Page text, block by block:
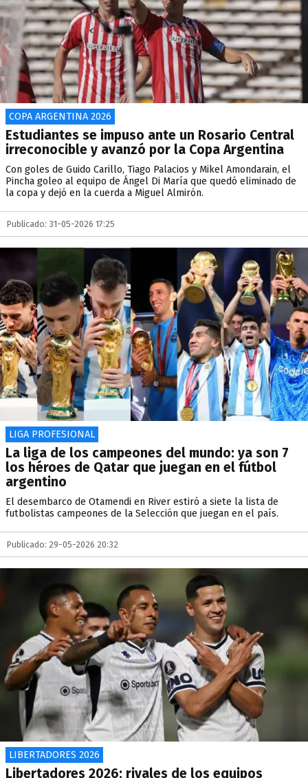
COPA ARGENTINA 2026
Estudiantes se impuso ante un Rosario Central
irreconocible y avanzó por la Copa Argentina
Con goles de Guido Carillo, Tiago Palacios y Mikel Amondarain, el
Pincha goleo al equipo de Ángel Di María que quedó eliminado de
la copa y dejó en la cuerda a Miguel Almirón.
Publicado: 31-05-2026 17:25
LIGA PROFESIONAL
La liga de los campeones del mundo: ya son 7
los héroes de Qatar que juegan en el fútbol
argentino
El desembarco de Otamendi en River estiró a siete la lista de
futbolistas campeones de la Selección que juegan en el país.
Publicado: 29-05-2026 20:32
LIBERTADORES 2026
Libertadores 2026: rivales de los equipos